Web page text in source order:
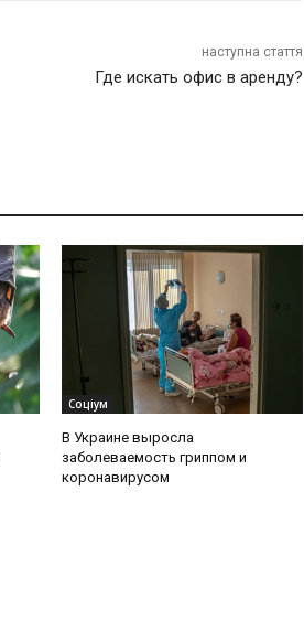
наступна стаття
Где искать офис в аренду?
Соціум
В Украине выросла
заболеваемость гриппом и
коронавирусом